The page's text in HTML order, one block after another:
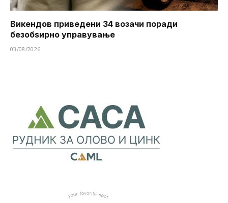
Викендов приведени 34 возачи поради
безобѕирно управување
03/08/2026